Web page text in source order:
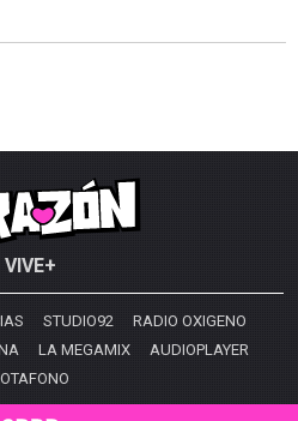
VIVE+
STUDIO92
RADIO OXIGENO
LA MEGAMIX
AUDIOPLAYER